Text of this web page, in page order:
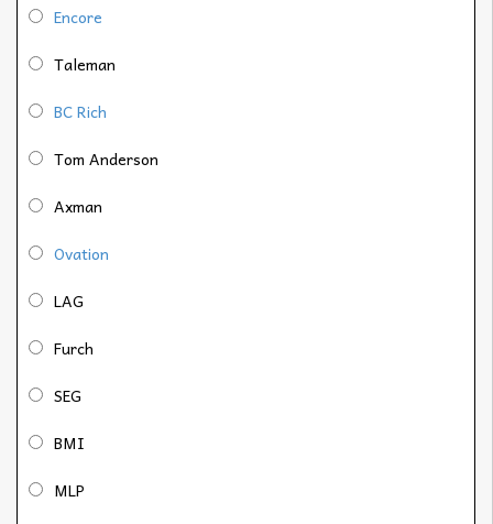
Encore
Taleman
BC Rich
Tom Anderson
Axman
Ovation
LAG
Furch
SEG
BMI
MLP